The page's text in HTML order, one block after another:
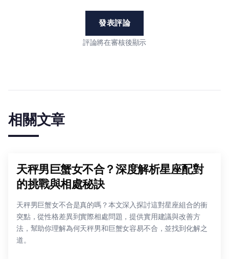
發表評論
評論將在審核後顯示
相關文章
天秤男巨蟹女不合？深度解析星座配對
的挑戰與相處秘訣
天秤男巨蟹女不合是真的嗎？本文深入探討這對星座組合的衝
突點，從性格差異到實際相處問題，提供實用建議與改善方
法，幫助你理解為何天秤男和巨蟹女容易不合，並找到化解之
道。